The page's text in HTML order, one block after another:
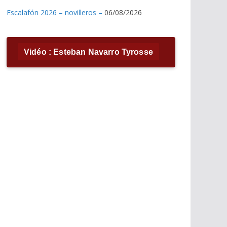
Escalafón 2026 – novilleros – 06/08/2026
Vidéo : Esteban Navarro Tyrosse